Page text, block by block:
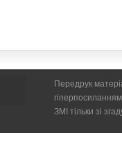
Передрук
ЗМІ тільки зі